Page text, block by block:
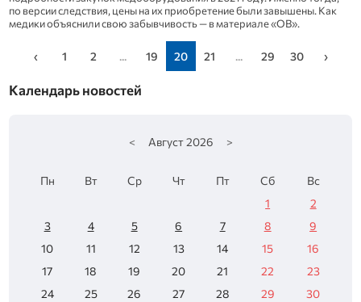
по версии следствия, цены на их приобретение были завышены. Как
медики объяснили свою забывчивость — в материале «ОВ».
‹ 1 2 ... 19 20 21 ... 29 30 ›
Календарь новостей
< Август 2026 >
Пн Вт Ср Чт Пт Сб
Вс
1
2
3
4 5 6 7 8
9
10
11 12 13 14 15
16
17
18 19 20 21 22
23
24
25 26 27 28 29
30